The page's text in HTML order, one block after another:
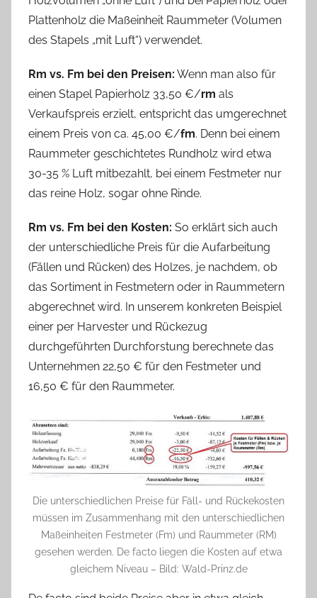
Plattenholz die Maßeinheit Raummeter (Volumen
des Stapels „mit Luft“) verwendet.
Rm vs. Fm bei den Preisen: Wenn man also für
einen Stapel Papierholz 33,50 €/rm als
Verkaufspreis erzielt, entspricht das umgerechnet
einem Preis von ca. 45,00 €/fm. Denn bei einem
Raummeter geschichtetes Rundholz wird etwa
30-35 % Luft mitbezahlt, bei einem Festmeter nur
das reine Holz, sogar ohne Rinde.
Rm vs. Fm bei den Kosten: So erklärt sich auch
der unterschiedliche Preis für die Aufarbeitung
(Fällen und Rücken) des Holzes, je nachdem, ob
das Sortiment in Festmetern oder in Raummetern
abgerechnet wird. In unserem konkreten Beispiel
einer per Harvester und Rückezug
durchgeführten Durchforstung berechnete das
Unternehmen 22,50 € für den Festmeter und
16,50 € für den Raummeter.
Die unterschiedlichen Preise für Fäll- und Rückekosten
müssen im Zusammenhang mit den unterschiedlichen
Maßeinheiten Festmeter (Fm) und Raummeter (RM)
gesehen werden. De facto liegen die Kosten auf etwa
gleichem Niveau – Bild: Wald-Prinz.de